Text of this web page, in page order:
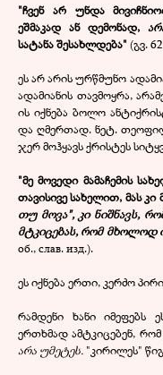
"ჩვენ არ უნდა
ეშმაკად ან დემონად,
სატანა შესახლდება" (გვ.
ეს არ არის ურწმუნო
ადამიანის თავმოყრა,
ის იქნება ბოლო
და ღმერთად. ნეტ.
ჯერ მოჰყავს ქრისტეს
"მე მოვედი მამაჩემის
თავისივე სახელით, მას
თუ მოვა", კი ნიშნავს,
მტკიცებას, რომ მხოლოდ
об., слав. изд.).
ეს იქნება ერთი, კერძო
რამდენი ხანი იმეფებს
ერთხმად ამტკიცებენ,
არა უმეტეს. "კირილეს"